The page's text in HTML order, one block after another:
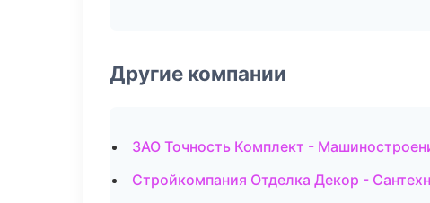
Другие компании
ЗАО Точность Комплект -
Стройкомпания Отделка Декор -